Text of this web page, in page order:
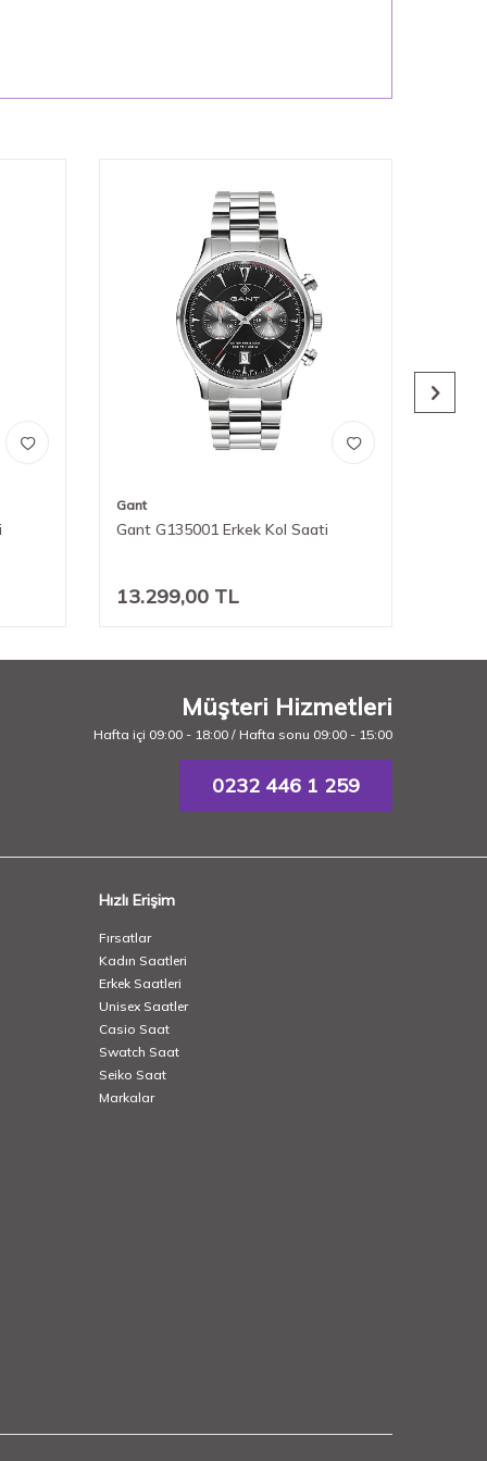
Gant
Gant G135001 Erkek Kol Saati
13.299,00 TL
Müşteri Hizmetleri
Hafta içi 09:00 - 18:00 / Hafta sonu 09:00 - 15:00
0232 446 1 259
Hızlı Erişim
Fırsatlar
Kadın Saatleri
Erkek Saatleri
Unisex Saatler
Casio Saat
Swatch Saat
Seiko Saat
Markalar